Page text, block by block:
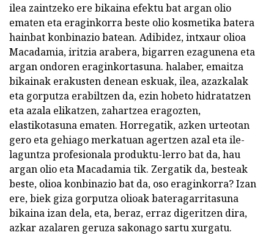
ilea zaintzeko ere bikaina efektu bat argan olio
ematen eta eraginkorra beste olio kosmetika batera
hainbat konbinazio batean. Adibidez, intxaur olioa
Macadamia, iritzia arabera, bigarren ezagunena eta
argan ondoren eraginkortasuna. halaber, emaitza
bikainak erakusten denean eskuak, ilea, azazkalak
eta gorputza erabiltzen da, ezin hobeto hidratatzen
eta azala elikatzen, zahartzea eragozten,
elastikotasuna ematen. Horregatik, azken urteotan
gero eta gehiago merkatuan agertzen azal eta ile-
laguntza profesionala produktu-lerro bat da, hau
argan olio eta Macadamia tik. Zergatik da, besteak
beste, olioa konbinazio bat da, oso eraginkorra? Izan
ere, biek giza gorputza olioak bateragarritasuna
bikaina izan dela, eta, beraz, erraz digeritzen dira,
azkar azalaren geruza sakonago sartu xurgatu.